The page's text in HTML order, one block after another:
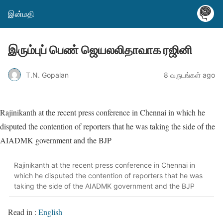
இன்மதி
இரும்புப் பெண் ஜெயலலிதாவாக ரஜினி
T.N. Gopalan 8 வருடங்கள் ago
Rajinikanth at the recent press conference in Chennai in which he
disputed the contention of reporters that he was taking the side of the
AIADMK government and the BJP
Rajinikanth at the recent press conference in Chennai in
which he disputed the contention of reporters that he was
taking the side of the AIADMK government and the BJP
Read in : English